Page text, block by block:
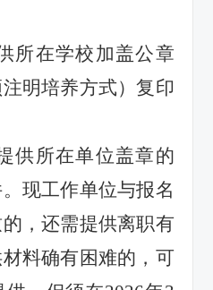
所在学校加盖公章
明培养方式）复印
供所在单位盖章的
现工作单位与报名
，还需提供离职有
料确有困难的，可